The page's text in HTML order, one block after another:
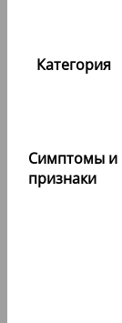
Категория
Симптомы и
признаки